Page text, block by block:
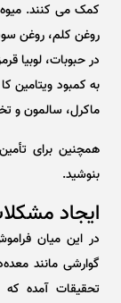
کمک می کنند.
روغن کلم، روغن
در حبوبات، لوبیا
به کمبود ویتامین
ماکرل، سالمون و
همچنین برای
بنوشید.
ایجاد
در این میان
گوارشی مانند
تحقیقات آمده که